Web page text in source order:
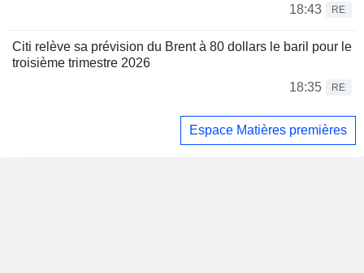
18:43 RE
Citi relève sa prévision du Brent à 80 dollars le baril pour le
troisième trimestre 2026
18:35
RE
Espace Matières premières